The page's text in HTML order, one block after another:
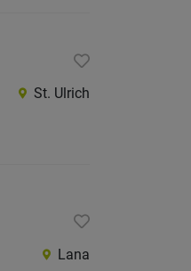
St. Ulrich
Lana